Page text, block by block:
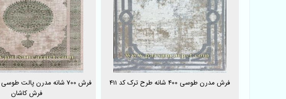
فرش مدرن طوسی 400 شانه طرح ترک کد 411
فرش کاشان